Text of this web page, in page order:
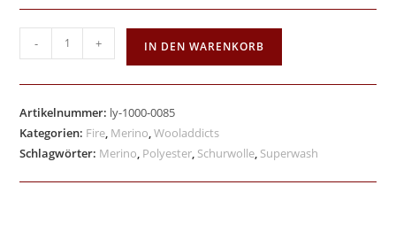
- + IN DEN WARENKORB
Artikelnummer: ly-1000-0085
Kategorien: Fire Merino ,Wooladdicts
Schlagwörter: Merino Polyester Schurwolle Superwash